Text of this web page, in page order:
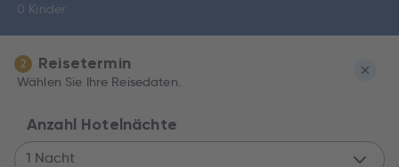
0 Kinder
2 Reisetermin
Wählen Sie Ihre Reisedaten.
Anzahl Hotelnächte
1 Nacht